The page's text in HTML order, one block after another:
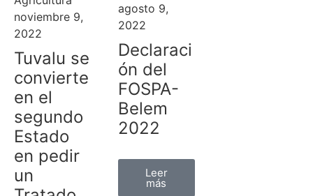
noviembre 9,
2022
Tuvalu se
convierte
en el
segundo
Estado
en pedir
un
agosto 9,
2022
Declaraci
ón del
FOSPA-
Belem
2022
Leer
más